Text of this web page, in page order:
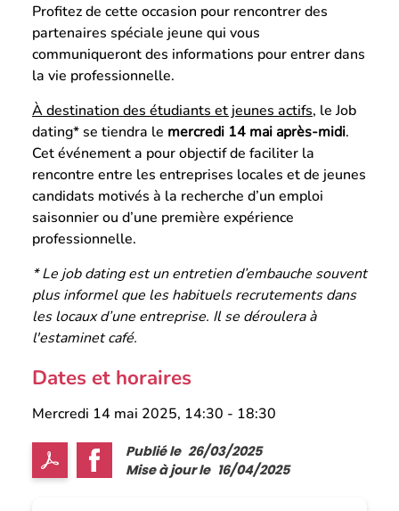
Profitez de cette occasion pour rencontrer des
partenaires spéciale jeune qui vous
communiqueront des informations pour entrer dans
la vie professionnelle.
À destination des étudiants et jeunes actifs, le Job
dating* se tiendra le mercredi 14 mai après-midi.
Cet événement a pour objectif de faciliter la
rencontre entre les entreprises locales et de jeunes
candidats motivés à la recherche d’un emploi
saisonnier ou d’une première expérience
professionnelle.
* Le job dating est un entretien d’embauche souvent
plus informel que les habituels recrutements dans
les locaux d’une entreprise. Il se déroulera à
l'estaminet café.
Dates et horaires
Mercredi 14 mai 2025, 14:30 - 18:30
Publié le 26/03/2025
Mise à jour le 16/04/2025